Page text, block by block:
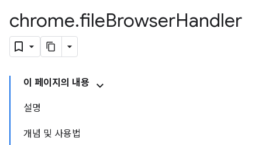
chrome.fileBrowserHandler
이 페이지의 내용
설명
개념 및 사용법